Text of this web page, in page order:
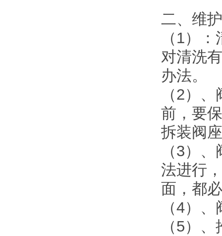
二、维
（1）
对清洗
办法。
（2）
前，要
拆装阀
（3）
法进行
面，都
（4）
（5）